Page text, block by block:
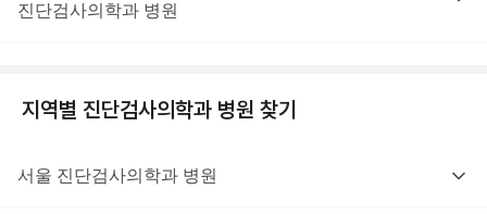
진단검사의학과 병원
지역별 진단검사의학과 병원 찾기
서울 진단검사의학과 병원